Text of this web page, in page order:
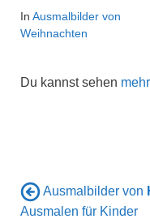
In Ausmalbilder von
Weihnachten
Du kannst sehen
Ausmalbilder von
Ausmalen für Kinder